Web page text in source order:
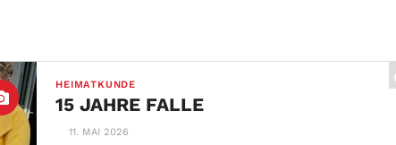
HEIMATKUNDE
15 JAHRE FALLE
11. MAI 2026